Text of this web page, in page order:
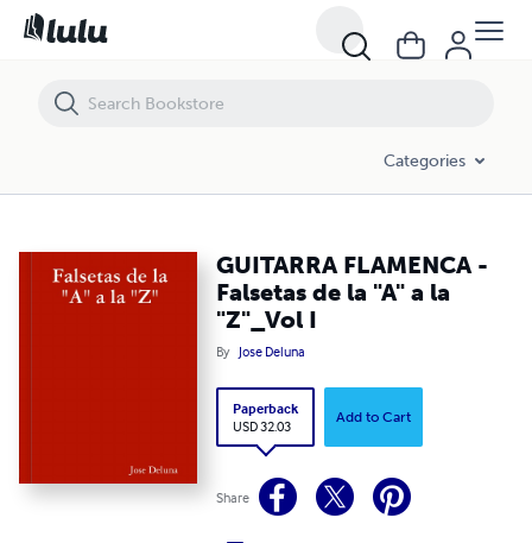
Categories
GUITARRA FLAMENCA -
Falsetas de la "A" a la
"Z"_Vol I
By Jose Deluna
Paperback
USD 32.03
Add to Cart
Share
GUITARRA FLAMENCA - Falsetas de la "A" a la "Z"_Vol I